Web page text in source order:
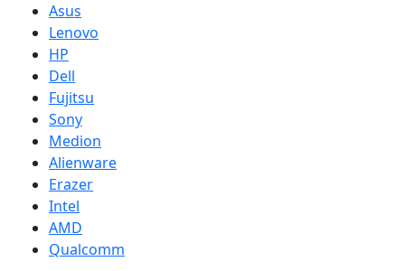
Asus
Lenovo
HP
Dell
Fujitsu
Sony
Medion
Alienware
Erazer
Intel
AMD
Qualcomm